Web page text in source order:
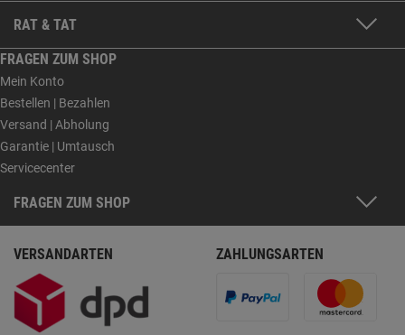
RAT & TAT
FRAGEN ZUM SHOP
Mein Konto
Bestellen | Bezahlen
Versand | Abholung
Garantie | Umtausch
Servicecenter
FRAGEN ZUM SHOP
VERSANDARTEN ZAHLUNGSARTEN